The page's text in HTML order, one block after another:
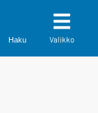
Haku Valikko